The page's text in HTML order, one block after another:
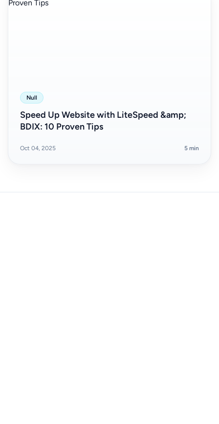
Null
Speed Up Website with LiteSpeed &amp;
BDIX: 10 Proven Tips
Oct 04, 2025 5 min